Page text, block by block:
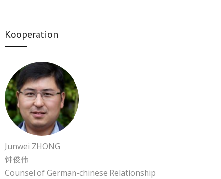
Kooperation
Junwei ZHONG
钟俊伟
Counsel of German-chinese Relationship